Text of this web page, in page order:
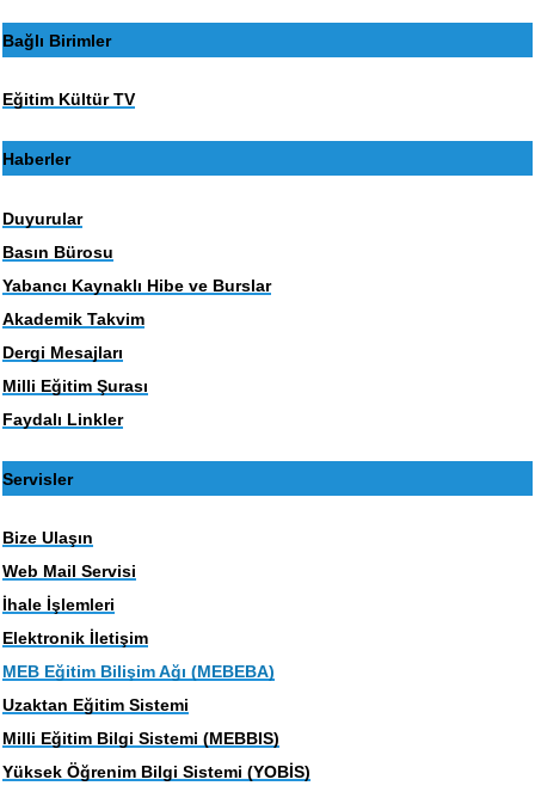
Bağlı Birimler
Eğitim Kültür TV
Haberler
Duyurular
Basın Bürosu
Yabancı Kaynaklı Hibe ve Burslar
Akademik Takvim
Dergi Mesajları
Milli Eğitim Şurası
Faydalı Linkler
Servisler
Bize Ulaşın
Web Mail Servisi
İhale İşlemleri
Elektronik İletişim
MEB Eğitim Bilişim Ağı (MEBEBA)
Uzaktan Eğitim Sistemi
Milli Eğitim Bilgi Sistemi (MEBBIS)
Yüksek Öğrenim Bilgi Sistemi (YOBİS)